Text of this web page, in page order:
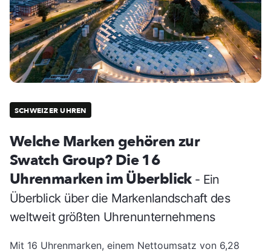
SCHWEIZER UHREN
Welche Marken gehören zur
Swatch Group? Die 16
Uhrenmarken im Überblick - Ein
Überblick über die Markenlandschaft des
weltweit größten Uhrenunternehmens
Mit 16 Uhrenmarken, einem Nettoumsatz von 6,28